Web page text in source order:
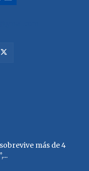
más de 4